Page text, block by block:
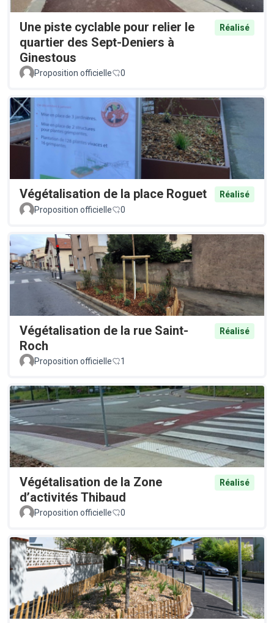
Une piste cyclable pour relier le
quartier des Sept-Deniers à
Ginestous
Réalisé
Proposition officielle 0
Végétalisation de la place Roguet
Réalisé
Proposition officielle
0
Végétalisation de la rue Saint-
Roch
Réalisé
Proposition officielle 1
Végétalisation de la Zone
d’activités Thibaud
Réalisé
Proposition officielle 0